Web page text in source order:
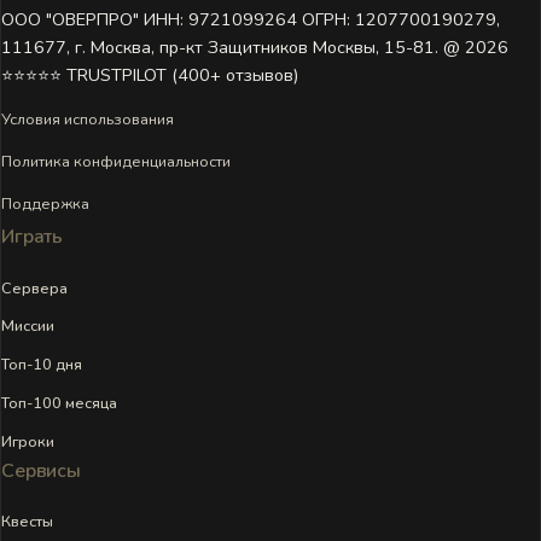
ООО "ОВЕРПРО" ИНН: 9721099264 ОГРН: 1207700190279,
111677, г. Москва, пр-кт Защитников Москвы, 15-81. @ 2026 ㅤ
⭐⭐⭐⭐⭐ TRUSTPILOT (400+ отзывов)
Условия использования
Политика конфиденциальности
Поддержка
Играть
Сервера
Миссии
Топ-10 дня
Топ-100 месяца
Игроки
Сервисы
Квесты